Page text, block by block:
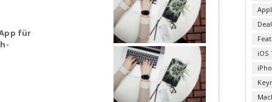
für
iOS